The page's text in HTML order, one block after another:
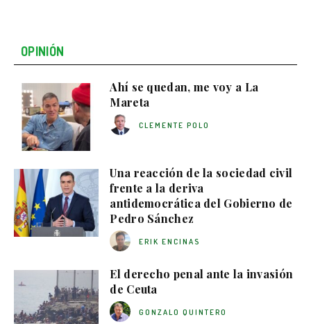
OPINIÓN
Ahí se quedan, me voy a La
Mareta
CLEMENTE POLO
Una reacción de la sociedad civil
frente a la deriva
antidemocrática del Gobierno de
Pedro Sánchez
ERIK ENCINAS
El derecho penal ante la invasión
de Ceuta
GONZALO QUINTERO